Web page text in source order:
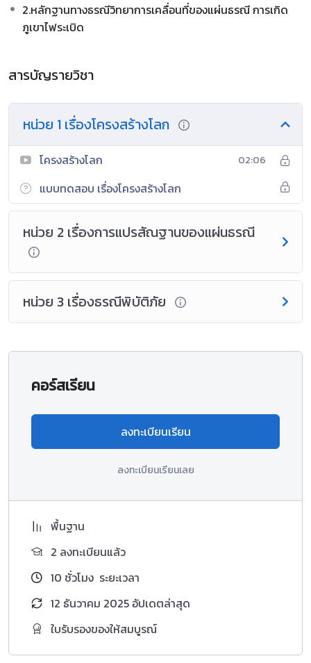
2.หลักฐานทางธรณีวิทยาการเคลื่อนที่ของแผ่นธรณี การเกิด
ภูเขาไฟระเบิด
สารบัญรายวิชา
หน่วย 1 เรื่องโครงสร้างโลก
โครงสร้างโลก 02:06
แบบทดสอบ เรื่องโครงสร้างโลก
หน่วย 2 เรื่องการแปรสัณฐานของแผ่นธรณี
หน่วย 3 เรื่องธรณีพิบัติภัย
คอร์สเรียน
ลงทะเบียนเรียน
ลงทะเบียนเรียนเลย
พื้นฐาน
2 ลงทะเบียนแล้ว
10 ชั่วโมง ระยะเวลา
12 ธันวาคม 2025 อัปเดตล่าสุด
ใบรับรองของให้สมบูรณ์